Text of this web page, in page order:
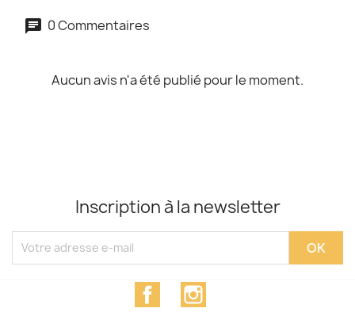
0 Commentaires
Aucun avis n'a été publié pour le moment.
Inscription à la newsletter
Facebook